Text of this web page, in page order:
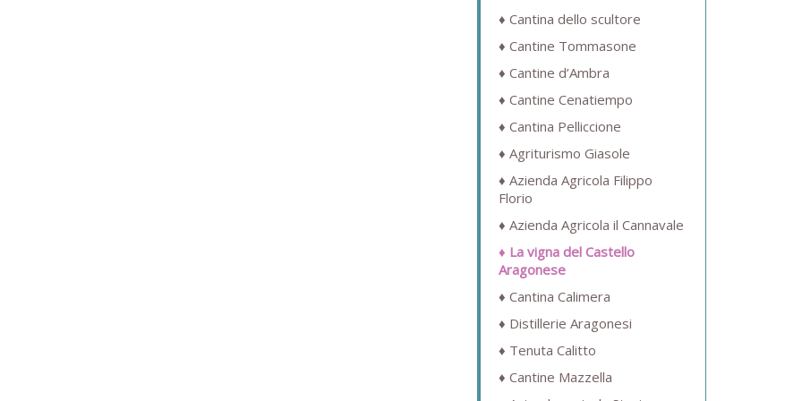
Cantina dello scultore
Cantine Tommasone
Cantine d’Ambra
Cantine Cenatiempo
Cantina Pelliccione
Agriturismo Giasole
Azienda Agricola Filippo
Florio
Azienda Agricola il Cannavale
La vigna del Castello
Aragonese
Cantina Calimera
Distillerie Aragonesi
Tenuta Calitto
Cantine Mazzella